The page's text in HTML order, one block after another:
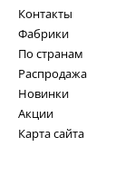
Контакты
Фабрики
По странам
Распродажа
Новинки
Акции
Карта сайта